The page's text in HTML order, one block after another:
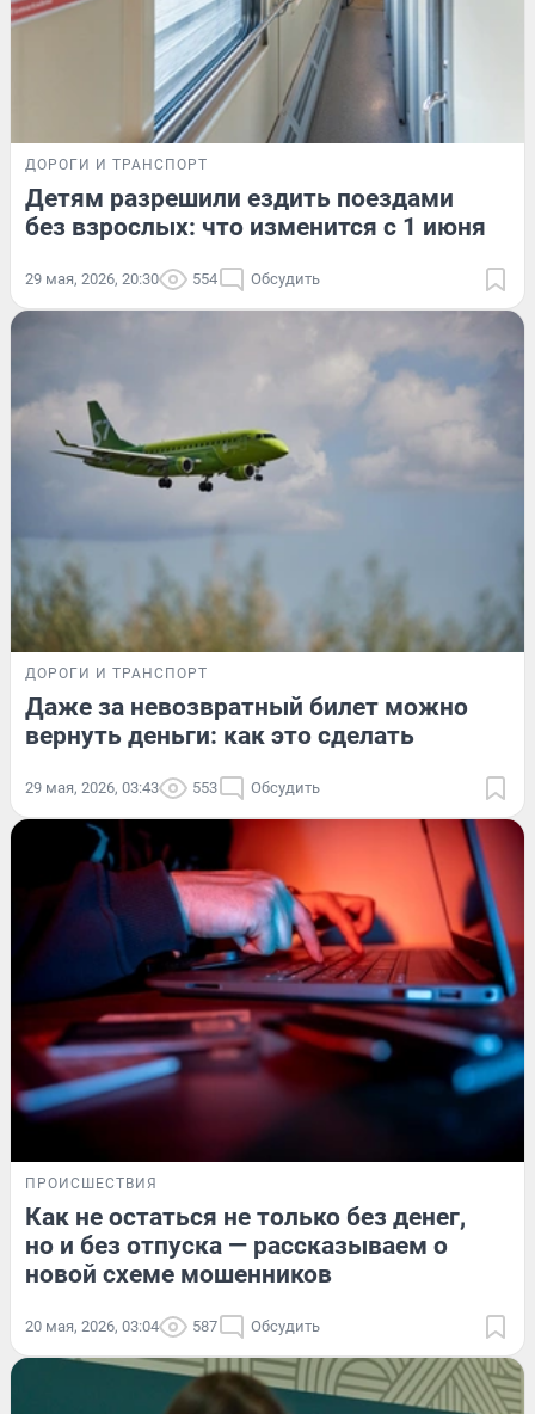
ДОРОГИ И ТРАНСПОРТ
Детям разрешили ездить поездами
без взрослых: что изменится с 1 июня
29 мая, 2026, 20:30 554 Обсудить
ДОРОГИ И ТРАНСПОРТ
Даже за невозвратный билет можно
вернуть деньги: как это сделать
29 мая, 2026, 03:43 553 Обсудить
ПРОИСШЕСТВИЯ
Как не остаться не только без денег,
но и без отпуска — рассказываем о
новой схеме мошенников
20 мая, 2026, 03:04 587 Обсудить